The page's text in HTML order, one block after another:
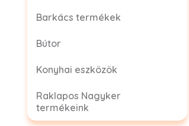
Barkács termékek
Bútor
Konyhai eszközök
Raklapos Nagyker
termékeink